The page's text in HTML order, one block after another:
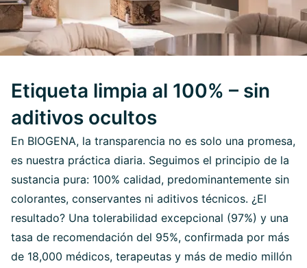
Etiqueta limpia al 100% – sin
aditivos ocultos
En BIOGENA, la transparencia no es solo una promesa,
es nuestra práctica diaria. Seguimos el principio de la
sustancia pura: 100% calidad, predominantemente sin
colorantes, conservantes ni aditivos técnicos. ¿El
resultado? Una tolerabilidad excepcional (97%) y una
tasa de recomendación del 95%, confirmada por más
de 18,000 médicos, terapeutas y más de medio millón